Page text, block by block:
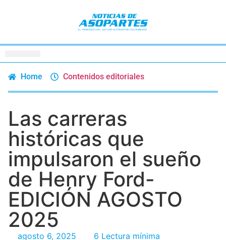
Home Contenidos editoriales
Las carreras
históricas que
impulsaron el sueño
de Henry Ford-
EDICIÓN AGOSTO
2025
agosto 6, 2025 6 Lectura mínima